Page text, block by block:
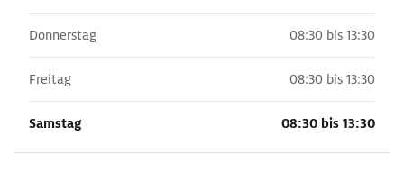
Donnerstag 08:30 bis 13:30
Freitag 08:30 bis 13:30
Samstag 08:30 bis 13:30